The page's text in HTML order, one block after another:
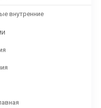
внутренние